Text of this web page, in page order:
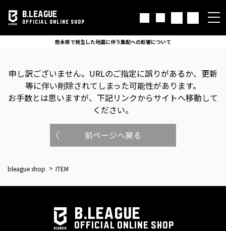
B.LEAGUE
OFFICIAL ONLINE SHOP
熊本県で発生した地震に伴う集配への影響について
申し訳ございません。 URLのご指定に誤りがあるか、更新
等に伴い削除されてしまった可能性があります。
お手数とは思いますが、下記リンクからサイトへ移動して
ください。
前ページへ戻る
bleague shop ITEM
B.LEAGUE
OFFICIAL ONLINE SHOP